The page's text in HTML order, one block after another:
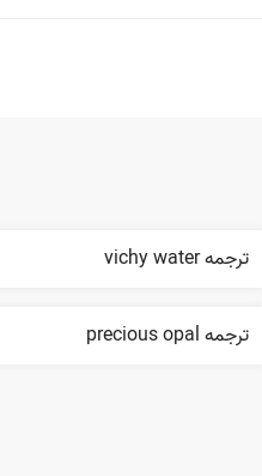
ترجمه vichy water
ترجمه precious opal